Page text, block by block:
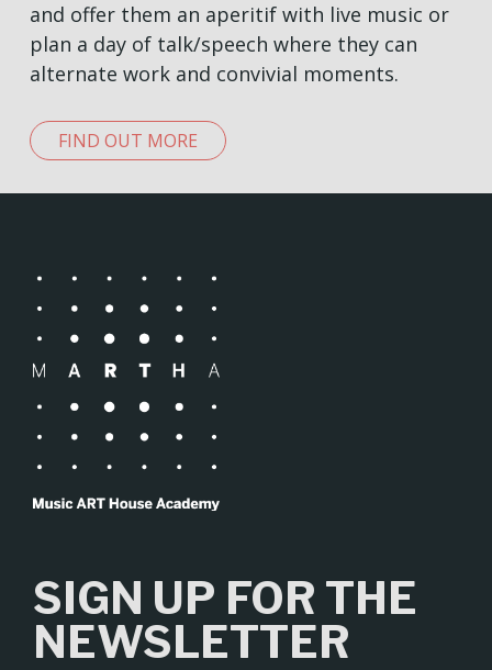
and offer them an aperitif with live music or
plan a day of talk/speech where they can
alternate work and convivial moments.
FIND OUT MORE
SIGN UP FOR THE
NEWSLETTER